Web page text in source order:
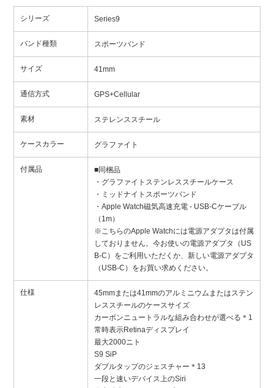
シリーズ Series9
バンド種類 スポーツバンド
サイズ 41mm
通信方式 GPS+Cellular
素材 ステレンススチール
ケースカラー グラファイト
付属品
■同梱品
・グラファイトステンレススチールケース
・ミッドナイトスポーツバンド
・Apple Watch磁気高速充電 - USB-Cケーブル
（1m）
※こちらのApple Watchには電源アダプタは付属
しておりません。今お使いの電源アダプタ（US
B-C）をご利用いただくか、新しい電源アダプタ
（USB-C）をお買い求めください。
仕様
45mmまたは41mmのアルミニウムまたはステン
レススチールのケースサイズ
カーボンニュートラルな組み合わせが選べる＊1
常時表示Retinaディスプレイ
最大2000ニト
S9 SiP
ダブルタップのジェスチャー＊13
一段と速いデバイス上のSiri